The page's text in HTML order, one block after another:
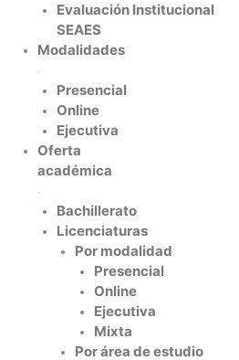
Evaluación Institucional
SEAES
Modalidades
Presencial
Online
Ejecutiva
Oferta
académica
Bachillerato
Licenciaturas
Por modalidad
Presencial
Online
Ejecutiva
Mixta
Por área de estudio